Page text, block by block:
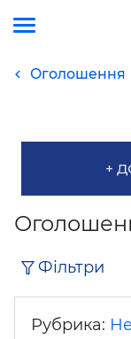
Оголошення
+
Фільтри
Рубрика: